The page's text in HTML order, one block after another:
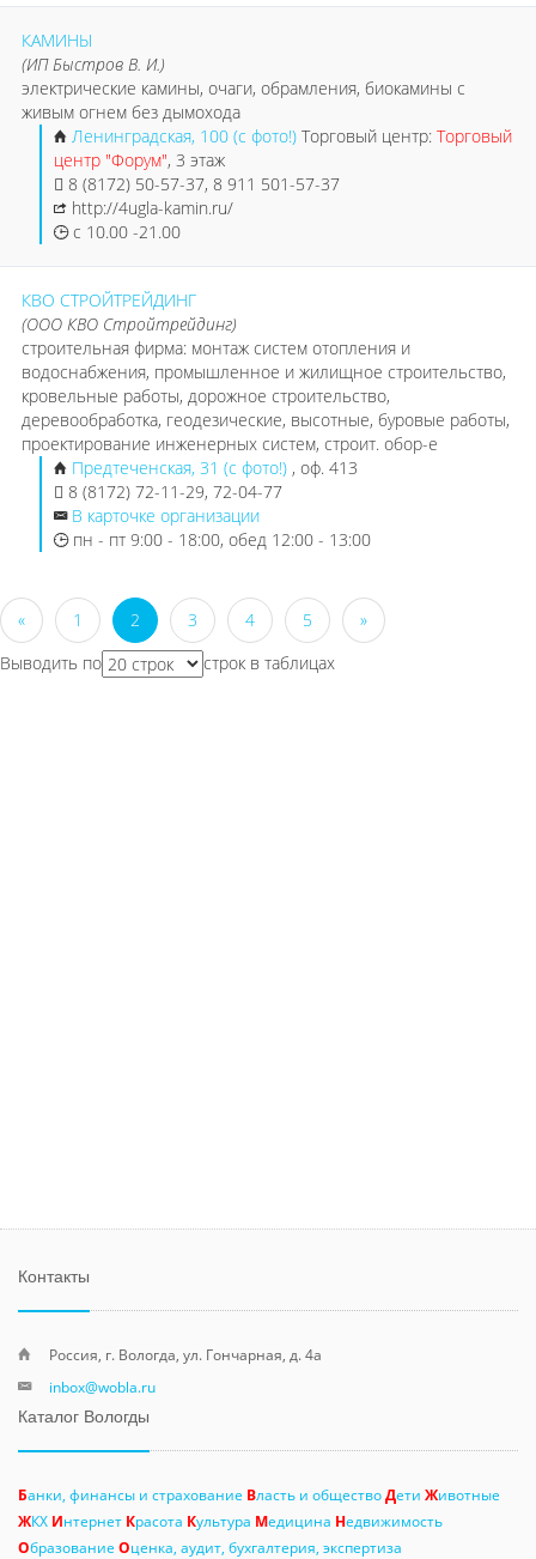
КАМИНЫ
(ИП Быстров В. И.)
электрические камины, очаги, обрамления, биокамины с
живым огнем без дымохода
Ленинградская, 100 (с фото!) Торговый центр: Торговый
центр "Форум", 3 этаж
8 (8172) 50-57-37, 8 911 501-57-37
http://4ugla-kamin.ru/
с 10.00 -21.00
КВО СТРОЙТРЕЙДИНГ
(ООО КВО Стройтрейдинг)
строительная фирма: монтаж систем отопления и
водоснабжения, промышленное и жилищное строительство,
кровельные работы, дорожное строительство,
деревообработка, геодезические, высотные, буровые работы,
проектирование инженерных систем, строит. обор-е
Предтеченская, 31 (с фото!) , оф. 413
8 (8172) 72-11-29, 72-04-77
В карточке организации
пн - пт 9:00 - 18:00, обед 12:00 - 13:00
« 1 2 3 4 5
»
Выводить по
строк в таблицах
Контакты
Россия, г. Вологда, ул. Гончарная, д. 4а
inbox@wobla.ru
Каталог Вологды
Банки, финансы и страхование Власть и обществоДети Животные
ЖКХ Интернет Красота Культура Медицина Недвижимость
Образование Оценка, аудит, бухгалтерия, экспертиза